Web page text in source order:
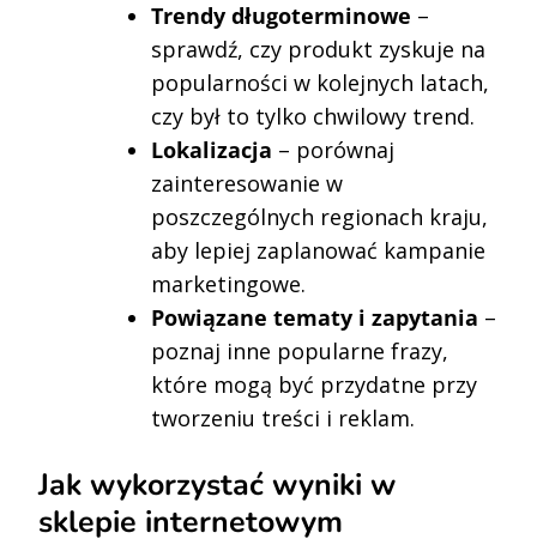
Trendy długoterminowe –
sprawdź, czy produkt zyskuje na
popularności w kolejnych latach,
czy był to tylko chwilowy trend.
Lokalizacja – porównaj
zainteresowanie w
poszczególnych regionach kraju,
aby lepiej zaplanować kampanie
marketingowe.
Powiązane tematy i zapytania –
poznaj inne popularne frazy,
które mogą być przydatne przy
tworzeniu treści i reklam.
Jak wykorzystać wyniki w
sklepie internetowym